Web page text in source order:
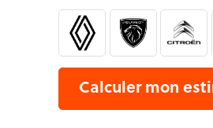
Calculer mon